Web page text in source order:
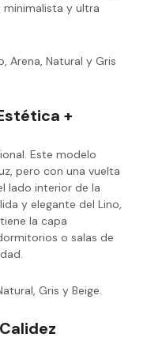
minimalista y ultra
Arena, Natural y Gris
+
Este modelo
pero con una vuelta
lado interior de la
y elegante del Lino,
la capa
o salas de
Gris y Beige.